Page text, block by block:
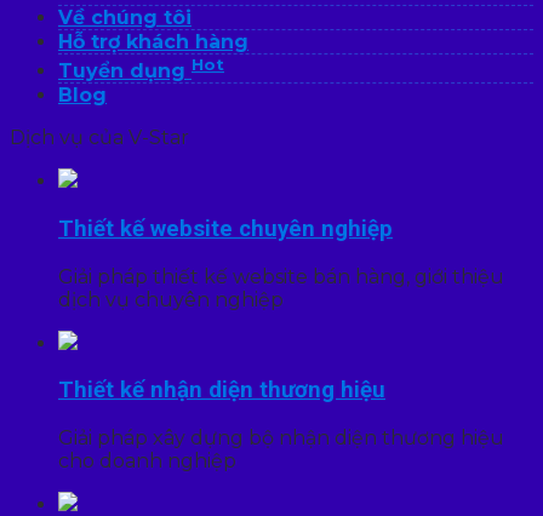
Về chúng tôi
Hỗ trợ khách hàng
Tuyển dụng Hot
Blog
Dịch vụ của V-Star
Thiết kế website chuyên nghiệp
Giải pháp thiết kế website bán hàng, giới thiệu
dịch vụ chuyên nghiệp
Thiết kế nhận diện thương hiệu
Giải pháp xây dựng bộ nhận diện thương hiệu
cho doanh nghiệp